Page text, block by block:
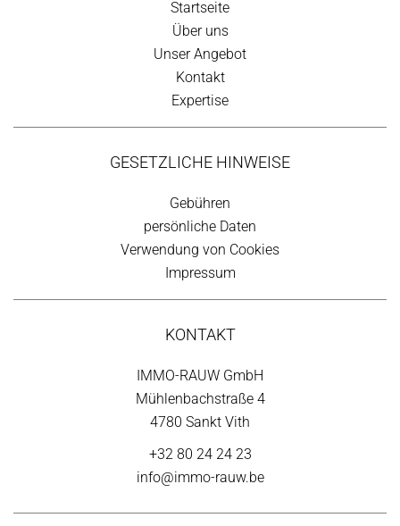
Startseite
Über uns
Unser Angebot
Kontakt
Expertise
GESETZLICHE HINWEISE
Gebühren
persönliche Daten
Verwendung von Cookies
Impressum
KONTAKT
IMMO-RAUW GmbH
Mühlenbachstraße 4
4780 Sankt Vith
+32 80 24 24 23
info@immo-rauw.be